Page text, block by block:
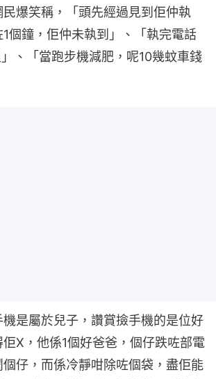
爆笑稱，「頭先經過見到佢仲執
個鐘，佢仲未執到」、「執完電話
、「當跑步機減肥，呢10幾蚊車錢
是屬於兒子，讚賞撿手機的是位好
X，他係1個好爸爸，個仔跌咗部電
仔，而係冷靜咁除咗個袋，盡佢能